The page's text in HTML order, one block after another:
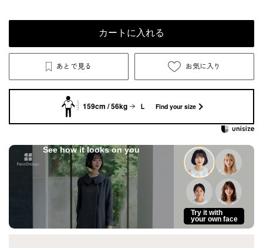
カートに入れる
あとで見る お気に入り
159cm / 56kg Ｌ Find your size
See how it looks on you
Try it with
your own face